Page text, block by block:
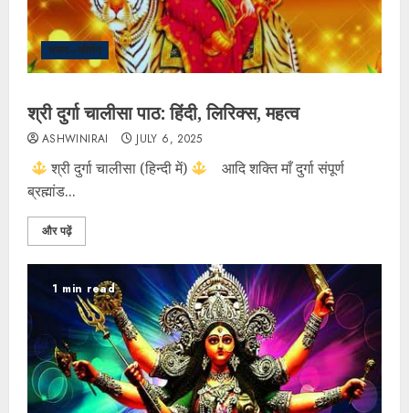
भजन–कीर्तन
श्री दुर्गा चालीसा पाठ: हिंदी, लिरिक्स, महत्व
ASHWINIRAI JULY 6, 2025
श्री दुर्गा चालीसा (हिन्दी में)
आदि शक्ति माँ दुर्गा संपूर्ण
ब्रह्मांड...
और पढ़ें
1 min read